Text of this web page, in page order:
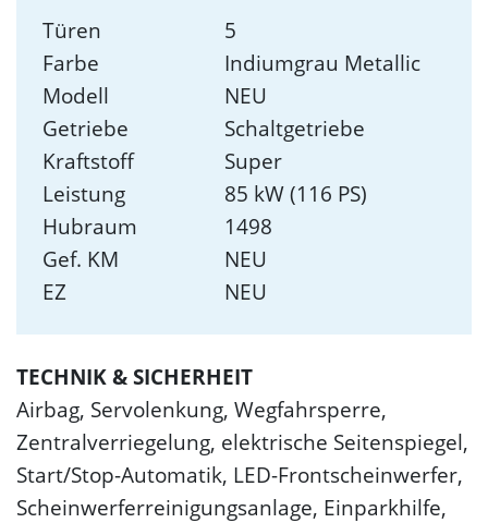
Türen
5
Farbe
Indiumgrau Metallic
Modell
NEU
Getriebe
Schaltgetriebe
Kraftstoff
Super
Leistung
85 kW (116 PS)
Hubraum
1498
Gef. KM
NEU
EZ
NEU
TECHNIK & SICHERHEIT
Airbag, Servolenkung, Wegfahrsperre,
Zentralverriegelung, elektrische Seitenspiegel,
Start/Stop-Automatik, LED-Frontscheinwerfer,
Scheinwerferreinigungsanlage, Einparkhilfe,